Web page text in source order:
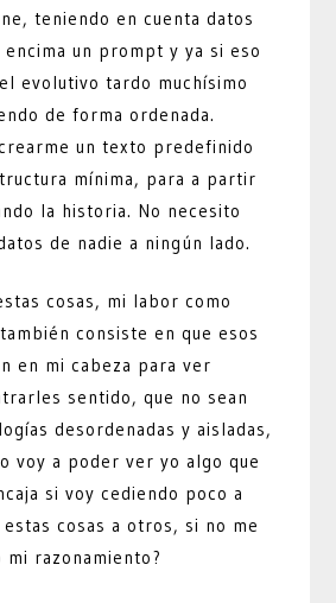
teniendo en cuenta datos
un prompt y ya si eso
evolutivo tardo muchísimo
de forma ordenada.
un texto predefinido
mínima, para a partir
la historia. No necesito
de nadie a ningún lado.
cosas, mi labor como
consiste en que esos
en mi cabeza para ver
sentido, que no sean
desordenadas y aisladas,
voy a poder ver yo algo que
si voy cediendo poco a
cosas a otros, si no me
razonamiento?